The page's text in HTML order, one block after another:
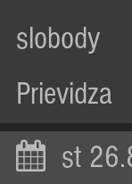
slobody
Prievidza
st